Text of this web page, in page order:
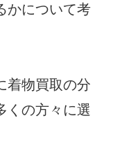
かについて考
着物買取の分
くの方々に選